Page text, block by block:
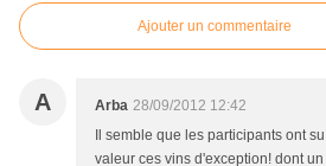
Ajouter un commentaire
A Arba 28/09/2012 12:42
Il semble que les participants ont
valeur ces vins d'exception! dont